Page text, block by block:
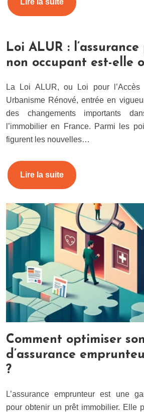
Lire la suite
Loi ALUR :
non occupant est-elle
La Loi ALUR, ou Loi pour
Urbanisme Rénové, entrée en
des changements importants
l’immobilier en France. Parmi les
figurent les nouvelles…
Lire la suite
Comment optimiser
d’assurance
?
L’assurance emprunteur est une
pour obtenir un prêt immobilier. Elle